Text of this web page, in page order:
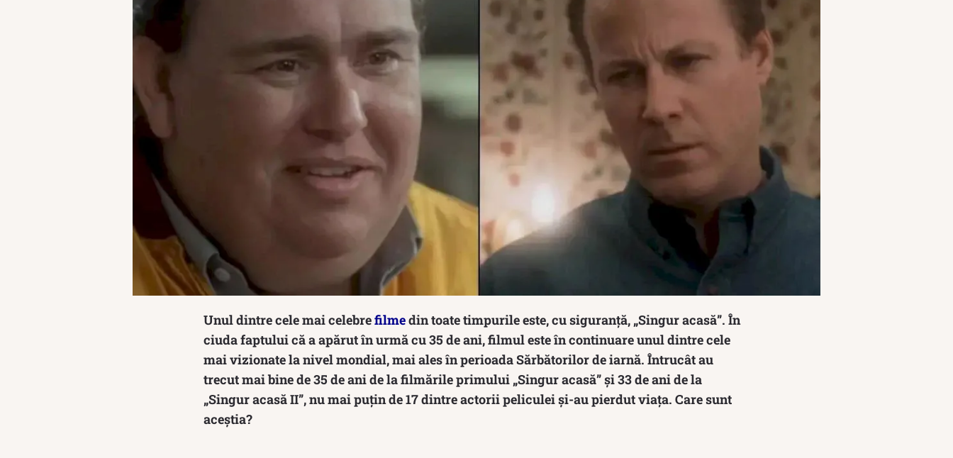
Unul dintre cele mai celebrefilmedin toate timpurile este, cu siguranță, „Singur acasă”. În
ciuda faptului că a apărut în urmă cu 35 de ani, filmul este în continuare unul dintre cele
mai vizionate la nivel mondial, mai ales în perioada Sărbătorilor de iarnă. Întrucât au
trecut mai bine de 35 de ani de la filmările primului „Singur acasă” și 33 de ani de la
„Singur acasă II”, nu mai puțin de 17 dintre actorii peliculei și-au pierdut viața. Care sunt
aceștia?